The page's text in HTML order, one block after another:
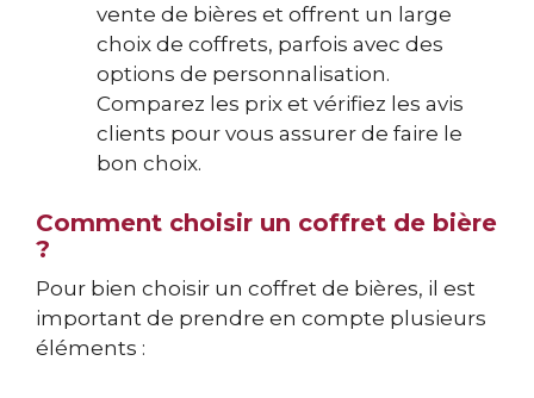
vente de bières et offrent un large
choix de coffrets, parfois avec des
options de personnalisation.
Comparez les prix et vérifiez les avis
clients pour vous assurer de faire le
bon choix.
Comment choisir un coffret de bière
?
Pour bien choisir un coffret de bières, il est
important de prendre en compte plusieurs
éléments :